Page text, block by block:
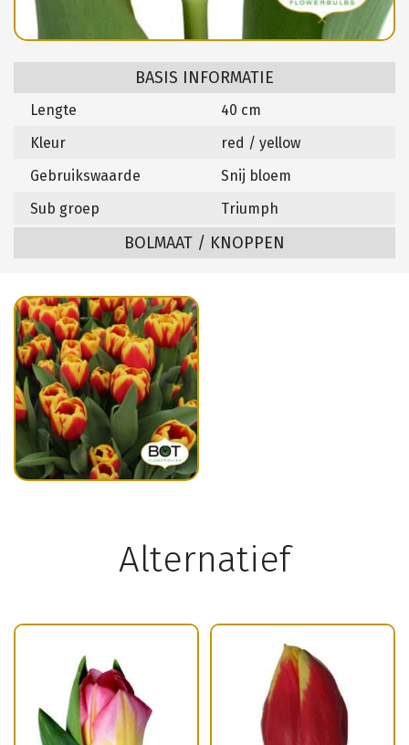
BASIS INFORMATIE
Lengte
40 cm
Kleur
red / yellow
Gebruikswaarde
Snij bloem
Sub groep
Triumph
BOLMAAT / KNOPPEN
Alternatief